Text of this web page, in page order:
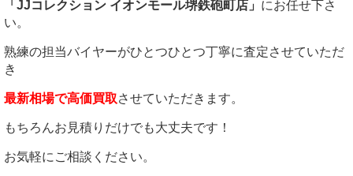
「JJコレクション イオンモール堺鉄砲町店」 にお任せ下さ
い。
熟練の担当バイヤーがひとつひとつ丁寧に査定させていただ
き
最新相場で高価買取させていただきます。
もちろんお見積りだけでも大丈夫です！
お気軽にご相談ください。